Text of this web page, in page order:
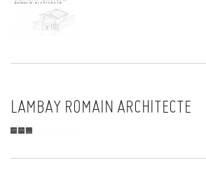
LAMBAY ROMAIN ARCHITECTE